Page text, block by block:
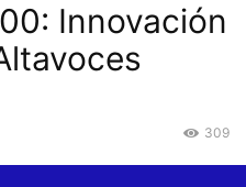
Innovación
309